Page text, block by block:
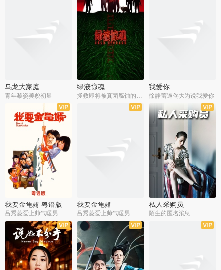
乌龙大家庭
青年黎姿美貌初显
绿液惊魂
拯救即将被真菌腐蚀的世界
我爱你
徐静蕾逼佟大为说我爱你
我要金龟婿 粤语版
吕秀菱爱上帅气暖男
我要金龟婿
吕秀菱爱上帅气暖男
私人采购员
陌生的匿名消息